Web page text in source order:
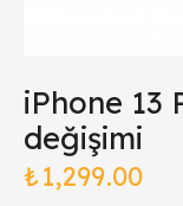
iPhone 13
değişimi
₺1,299.00